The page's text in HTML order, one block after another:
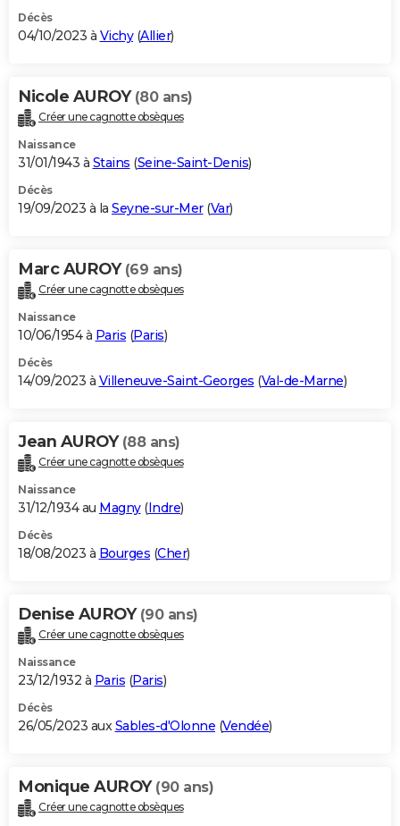
Décès
04/10/2023 à Vichy(Allier)
Nicole AUROY (80 ans)
Créer une cagnotte obsèques
Naissance
31/01/1943 à Stains (Seine-Saint-Denis)
Décès
19/09/2023 à la Seyne-sur-Mer(Var)
Marc AUROY (69 ans)
Créer une cagnotte obsèques
Naissance
10/06/1954 à Paris (Paris)
Décès
14/09/2023 à Villeneuve-Saint-Georges (Val-de-Marne)
Jean AUROY (88 ans)
Créer une cagnotte obsèques
Naissance
31/12/1934 au Magny(Indre)
Décès
18/08/2023 à Bourges (Cher)
Denise AUROY (90 ans)
Créer une cagnotte obsèques
Naissance
23/12/1932 à Paris (Paris)
Décès
26/05/2023 auxSables-d'Olonne (Vendée)
Monique AUROY (90 ans)
Créer une cagnotte obsèques